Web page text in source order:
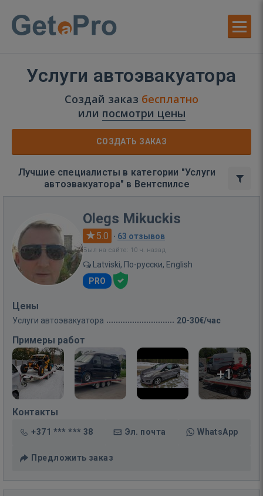
Услуги автоэвакуатора
Создай заказ бесплатно
или посмотри цены
СОЗДАТЬ ЗАКАЗ
Лучшие специалисты в категории "Услуги
автоэвакуатора" в Вентспилсе
Olegs Mikuckis
5.0 · 63 отзывов
Был на сайте: 10 ч. назад
Latviski, По-русски, English
PRO
Цены
Услуги автоэвакуатора 20-30€/час
Примеры работ
+1
Контакты
+371 *** *** 38 Эл. почта WhatsApp
Предложить заказ